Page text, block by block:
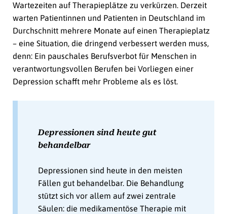
Wartezeiten auf Therapieplätze zu verkürzen. Derzeit
warten Patientinnen und Patienten in Deutschland im
Durchschnitt mehrere Monate auf einen Therapieplatz
– eine Situation, die dringend verbessert werden muss,
denn: Ein pauschales Berufsverbot für Menschen in
verantwortungsvollen Berufen bei Vorliegen einer
Depression schafft mehr Probleme als es löst.
Depressionen sind heute gut
behandelbar
Depressionen sind heute in den meisten
Fällen gut behandelbar. Die Behandlung
stützt sich vor allem auf zwei zentrale
Säulen: die medikamentöse Therapie mit